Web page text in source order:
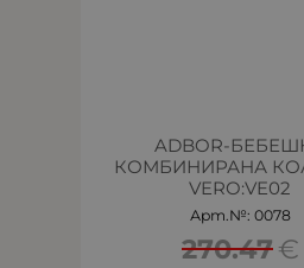
ADBOR-
КОМБИНИРАНА
VERO:VE02
Арт.№: 0078
270.47€